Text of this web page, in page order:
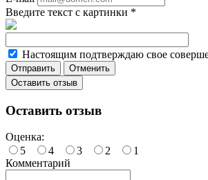
Введите текст с картинки *
Настоящим подтверждаю свое
Отменить
Оставить отзыв
Оставить отзыв
Оценка:
5
4 3 2
1
Комментарий